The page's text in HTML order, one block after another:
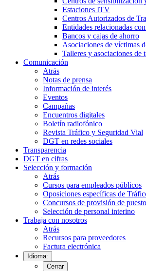
Estaciones ITV
Centros Autorizados de
Entidades relacionadas
Bancos y cajas de ahorro
Asociaciones de víctimas
Talleres y asociaciones de
Comunicación
Atrás
Notas de prensa
Información de interés
Eventos
Campañas
Encuentros digitales
Boletín radiofónico
Revista Tráfico y Seguridad Vial
DGT en redes sociales
Transparencia
DGT en cifras
Selección y formación
Atrás
Cursos para empleados públicos
Oposiciones específicas de
Concursos de provisión de
Selección de personal interino
Trabaja con nosotros
Atrás
Recursos para proveedores
Factura electrónica
Idioma:
Cerrar